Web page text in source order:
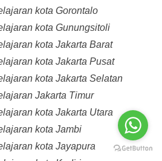
kota Gorontalo
kota Gunungsitoli
kota Jakarta Barat
kota Jakarta Pusat
kota Jakarta Selatan
Jakarta Timur
kota Jakarta Utara
kota Jambi
kota Jayapura